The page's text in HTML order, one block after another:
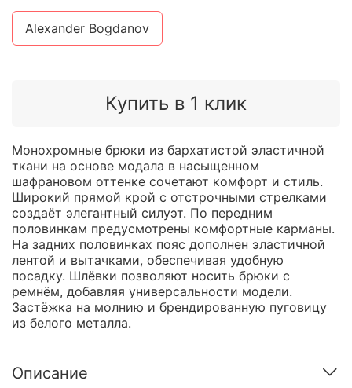
Купить в 1 клик
Alexander Bogdanov
Монохромные брюки из бархатистой эластичной
ткани на основе модала в насыщенном
шафрановом оттенке сочетают комфорт и стиль.
Широкий прямой крой с отстрочными стрелками
создаёт элегантный силуэт. По передним
половинкам предусмотрены комфортные карманы.
На задних половинках пояс дополнен эластичной
лентой и вытачками, обеспечивая удобную
посадку. Шлёвки позволяют носить брюки с
ремнём, добавляя универсальности модели.
Застёжка на молнию и брендированную пуговицу
из белого металла.
Описание